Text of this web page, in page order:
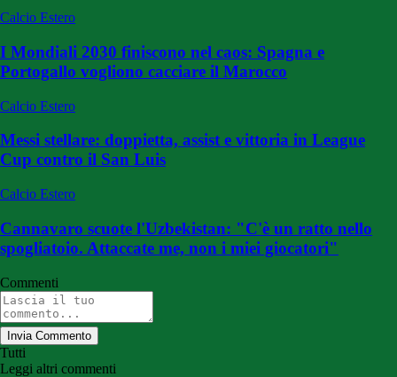
Calcio Estero
I Mondiali 2030 finiscono nel caos: Spagna e
Portogallo vogliono cacciare il Marocco
Calcio Estero
Messi stellare: doppietta, assist e vittoria in League
Cup contro il San Luis
Calcio Estero
Cannavaro scuote l'Uzbekistan: "C'è un ratto nello
spogliatoio. Attaccate me, non i miei giocatori"
Commenti
Invia Commento
Tutti
Leggi altri commenti